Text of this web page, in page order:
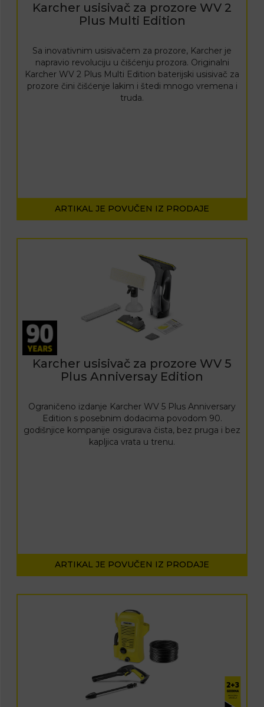
Karcher usisivač za prozore WV 2
Plus Multi Edition
Sa inovativnim usisivačem za prozore, Karcher je
napravio revoluciju u čišćenju prozora. Originalni
Karcher WV 2 Plus Multi Edition baterijski usisivač za
prozore čini čišćenje lakim i štedi mnogo vremena i
truda.
ARTIKAL JE POVUČEN IZ PRODAJE
Karcher usisivač za prozore WV 5
Plus Anniversay Edition
Ograničeno izdanje Karcher WV 5 Plus Anniversary
Edition s posebnim dodacima povodom 90.
godišnjice kompanije osigurava čista, bez pruga i bez
kapljica vrata u trenu.
ARTIKAL JE POVUČEN IZ PRODAJE